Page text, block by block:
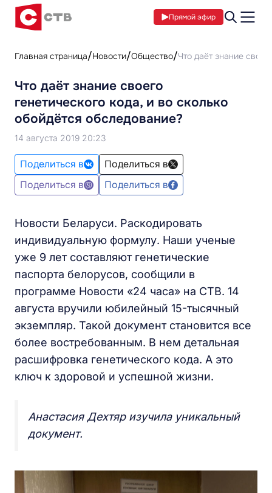
Прямой эфир
Главная страница Новости Общество Что даёт знание
Что даёт знание своего
генетического кода, и во сколько
обойдётся обследование?
14 августа 2019 20:23
Поделиться в
Поделиться в
Поделиться в
Поделиться в
Новости Беларуси. Раскодировать
индивидуальную формулу. Наши ученые
уже 9 лет составляют генетические
паспорта белорусов, сообщили в
программе Новости «24 часа» на СТВ. 14
августа вручили юбилейный 15-тысячный
экземпляр. Такой документ становится все
более востребованным. В нем детальная
расшифровка генетического кода. А это
ключ к здоровой и успешной жизни.
Анастасия Дехтяр изучила уникальный
документ.